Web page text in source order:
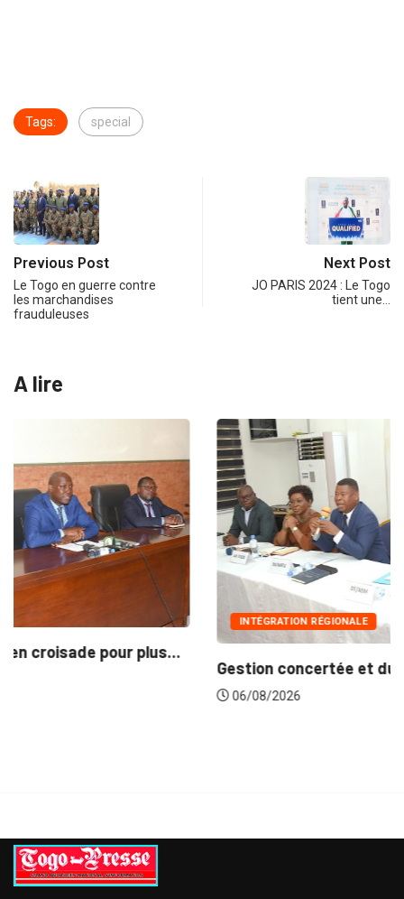
Tags: special
Previous Post
Le Togo en guerre contre
les marchandises
frauduleuses
Next Post
JO PARIS 2024 : Le Togo
tient une…
A lire
INTÉGRATION RÉGIONALE
Gestion concertée et durable du Bassin du...